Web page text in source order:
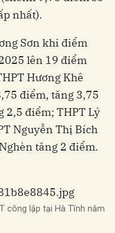
nhất).
Sơn khi điểm
lên 19 điểm
Hương Khê
điểm, tăng 3,75
2,5 điểm; THPT Lý
Nguyễn Thị Bích
tăng 2 điểm.
công lập tại Hà Tĩnh năm